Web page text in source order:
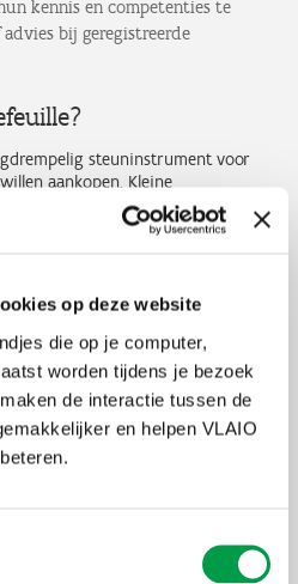
op deze website
die op je computer,
worden tijdens je bezoek
de interactie tussen de
en helpen VLAIO
kennis en competenties te
bij geregistreerde
steuninstrument voor
aankopen. Kleine
steun, een middelgrote
steunplafond per jaar is
meer dan 125.000
die zich specifiek inzetten
met een afstand tot de
aan het werkproces. Om hun
de erkenning als